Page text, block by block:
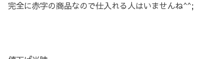
完全に赤字の商品なので仕入れる人はいませんね^^;